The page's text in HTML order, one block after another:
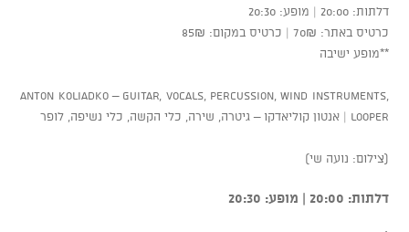
דלתות: 20:00 | מופע: 20:30
כרטיס באתר: 70₪ | כרטיס במקום: 85₪
**מופע ישיבה
Anton Koliadko – Guitar, Vocals, Percussion, Wind Instruments,
Looper | אנטון קוליאדקו – גיטרה, שירה, כלי הקשה, כלי נשיפה, לופר
(צילום: נועה שי)
דלתות: 20:00 | מופע: 20:30